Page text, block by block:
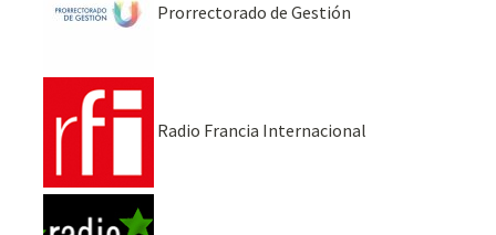
Prorrectorado de Gestión
Radio Francia Internacional